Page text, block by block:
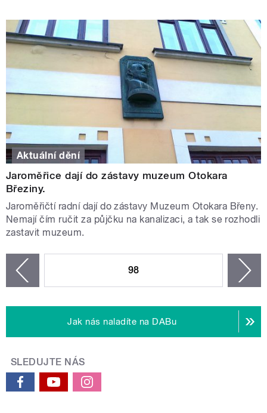
Aktuální dění
Jaroměřice dají do zástavy muzeum Otokara
Březiny.
Jaroměřičtí radní dají do zástavy Muzeum Otokara Břeny.
Nemají čím ručit za půjčku na kanalizaci, a tak se rozhodli
zastavit muzeum.
98
Jak nás naladíte na DABu
SLEDUJTE NÁS